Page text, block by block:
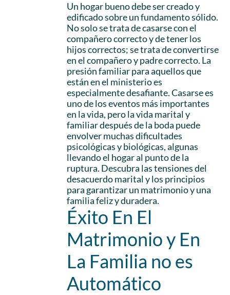
Un hogar bueno debe ser creado y
edificado sobre un fundamento sólido.
No solo se trata de casarse con el
compañero correcto y de tener los
hijos correctos; se trata de convertirse
en el compañero y padre correcto. La
presión familiar para aquellos que
están en el ministerio es
especialmente desafiante. Casarse es
uno de los eventos más importantes
en la vida, pero la vida marital y
familiar después de la boda puede
envolver muchas dificultades
psicológicas y biológicas, algunas
llevando el hogar al punto de la
ruptura. Descubra las tensiones del
desacuerdo marital y los principios
para garantizar un matrimonio y una
familia feliz y duradera.
Éxito En El
Matrimonio y En
La Familia no es
Automático